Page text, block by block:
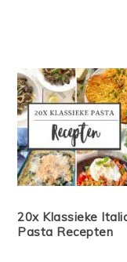
20x Klassieke
Pasta Recepten